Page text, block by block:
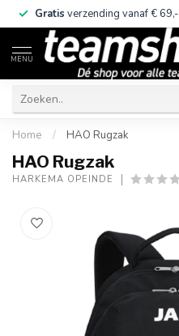
Gratis verzending vanaf € 69,-
MENU
Home / HAO Rugzak
HAO Rugzak
HARKEMA OPEINDE